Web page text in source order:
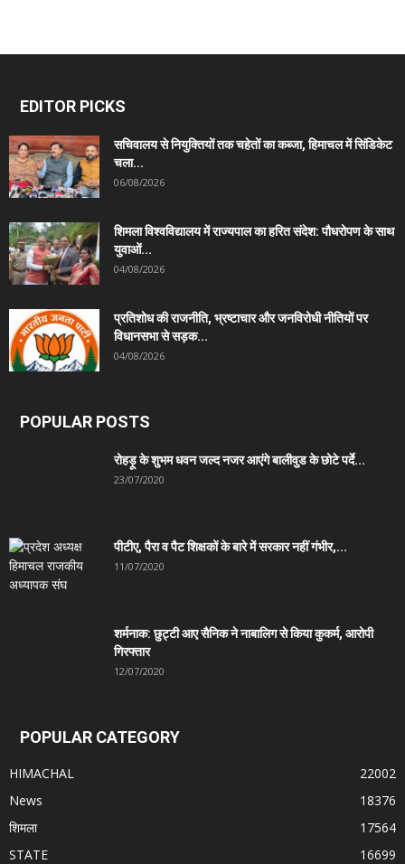
EDITOR PICKS
सचिवालय से नियुक्तियों तक चहेतों का कब्जा, हिमाचल में सिंडिकेट
चला...
06/08/2026
शिमला विश्वविद्यालय में राज्यपाल का हरित संदेश: पौधरोपण के साथ
युवाओं...
04/08/2026
प्रतिशोध की राजनीति, भ्रष्टाचार और जनविरोधी नीतियों पर
विधानसभा से सड़क...
04/08/2026
POPULAR POSTS
रोहड़ू के शुभम धवन जल्द नजर आएंगे बालीवुड के छोटे पर्दे...
23/07/2020
पीटीए, पैरा व पैट शिक्षकों के बारे में सरकार नहीं गंभीर,...
11/07/2020
शर्मनाक: छुट्टी आए सैनिक ने नाबालिग से किया कुकर्म, आरोपी
गिरफ्तार
12/07/2020
POPULAR CATEGORY
HIMACHAL
22002
News
18376
शिमला
17564
STATE
16699